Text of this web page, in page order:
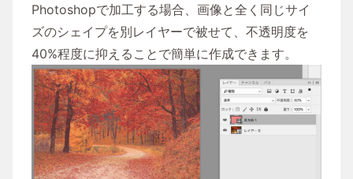
Photoshopで加工する場合、画像と全く同じサイ
ズのシェイプを別レイヤーで被せて、不透明度を
40%程度に抑えることで簡単に作成できます。